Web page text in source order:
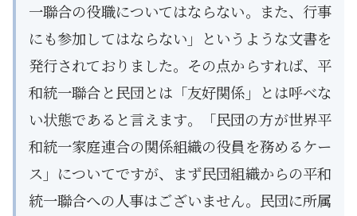
一聯合の役職についてはならない。また、行事
にも参加してはならない」というような文書を
発行されておりました。その点からすれば、平
和統一聯合と民団とは「友好関係」とは呼べな
い状態であると言えます。「民団の方が世界平
和統一家庭連合の関係組織の役員を務めるケー
ス」についてですが、まず民団組織からの平和
統一聯合への人事はございません。民団に所属